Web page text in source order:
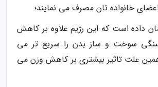
خانواده تان مصرف می نمایند؛
داده است که این رژیم علاوه بر کاهش
سوخت و ساز بدن را سریع تر می
علت تاثیر بیشتری بر کاهش وزن می